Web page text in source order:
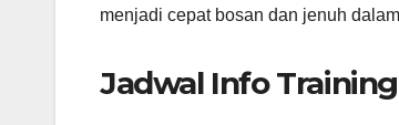
menjadi cepat bosan dan jenuh
Jadwal Info